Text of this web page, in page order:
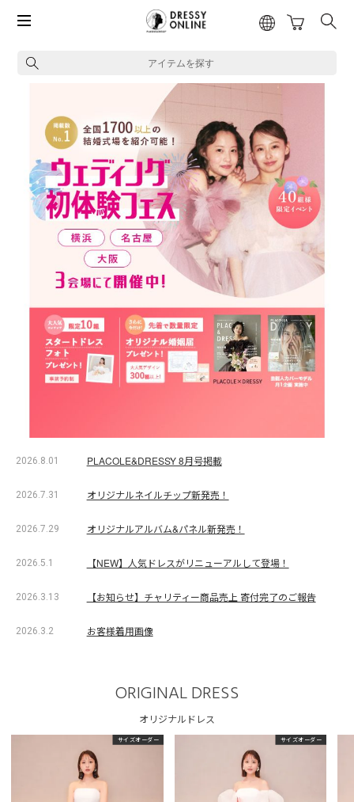
アイテムを探す
2026.8.01 PLACOLE&DRESSY 8月号掲載
2026.7.31 オリジナルネイルチップ新発売！
2026.7.29 オリジナルアルバム&パネル新発売！
2026.5.1 【NEW】人気ドレスがリニューアルして登場！
2026.3.13 【お知らせ】チャリティー商品売上 寄付完了のご報告
2026.3.2 お客様着用画像
ORIGINAL DRESS
オリジナルドレス
サイズオーダー サイズオーダー